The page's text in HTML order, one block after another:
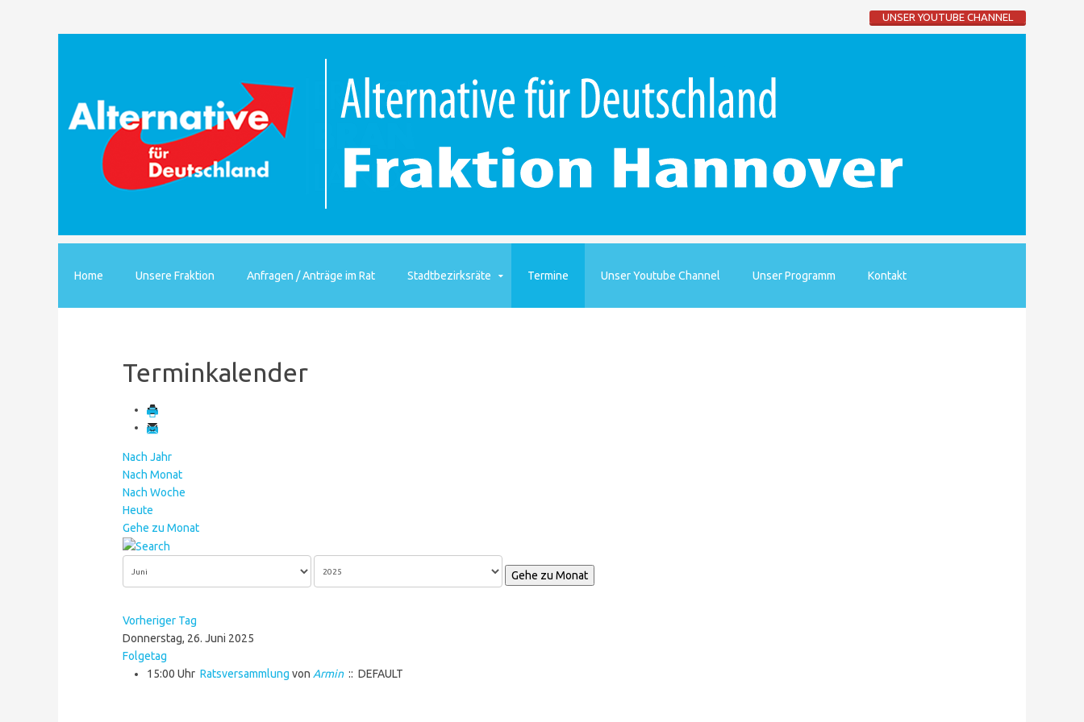
UNSER YOUTUBE CHANNEL
Home Unsere Fraktion Anfragen / Anträge im Rat Stadtbezirksräte Termine Unser Youtube Channel Unser Programm Kontakt
Terminkalender
Nach Jahr
Nach Monat
Nach Woche
Heute
Gehe zu Monat
Gehe zu Monat
Vorheriger Tag
Donnerstag, 26. Juni 2025
Folgetag
15:00 Uhr Ratsversammlung von Armin:: DEFAULT